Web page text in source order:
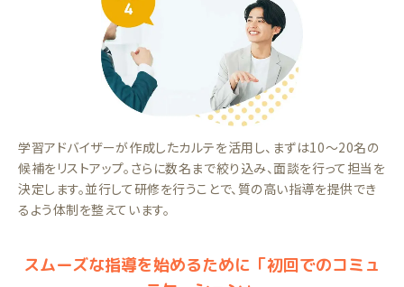
学習アドバイザーが作成したカルテを活用し、まずは10～20名の
候補をリストアップ。さらに数名まで絞り込み、面談を行って担当を
決定します。並行して研修を行うことで、質の高い指導を提供でき
るよう体制を整えています。
スムーズな指導を始めるために「初回でのコミュ